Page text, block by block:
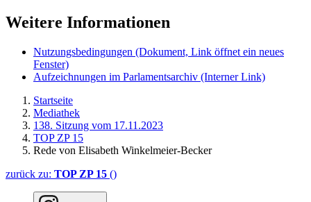
Weitere Informationen
Nutzungsbedingungen (Dokument, Link öffnet ein neues
Fenster)
Aufzeichnungen im Parlamentsarchiv (Interner Link)
Startseite
Mediathek
138. Sitzung vom 17.11.2023
TOP ZP 15
Rede von Elisabeth Winkelmeier-Becker
zurück zu: TOP ZP 15 ()